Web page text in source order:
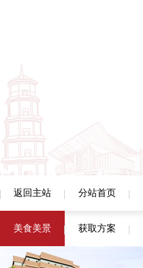
返回主站 分站首页
美食美景 获取方案